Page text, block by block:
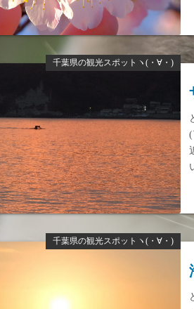
千葉県の観光スポットヽ(・∀・)
千葉県の観光スポットヽ(・∀・)